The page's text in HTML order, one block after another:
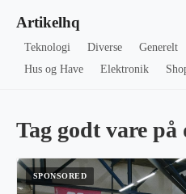
Artikelhq
Teknologi Diverse Generelt
Hus og Have
Elektronik
Tag godt vare på